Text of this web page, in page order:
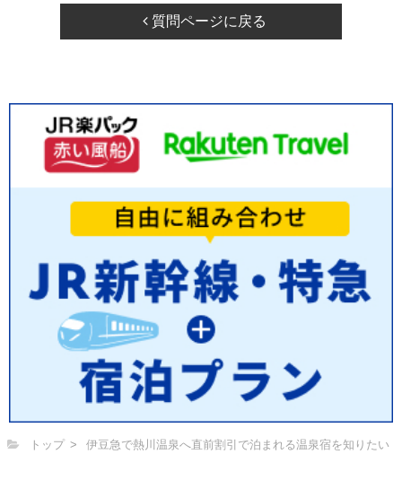
質問ページに戻る
トップ 伊豆急で熱川温泉へ直前割引で泊まれる温泉宿を知りたい